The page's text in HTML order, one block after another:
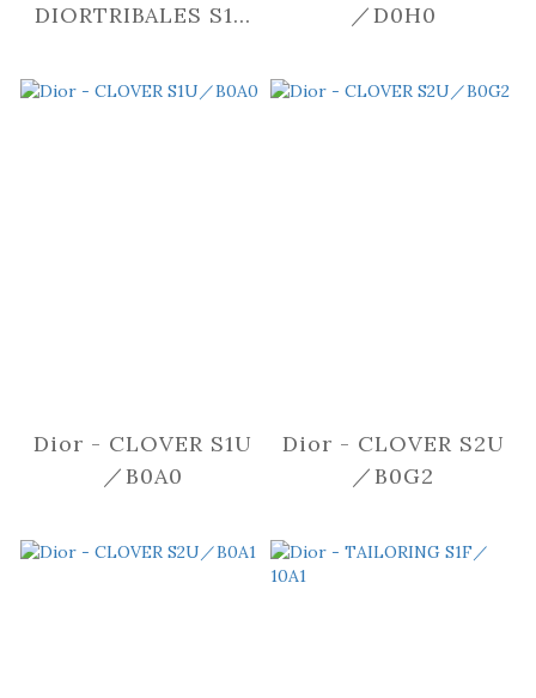
DIORTRIBALES S1U
／D0H0
Dior - CLOVER S1U
／B0A0
Dior - CLOVER S2U
／B0G2